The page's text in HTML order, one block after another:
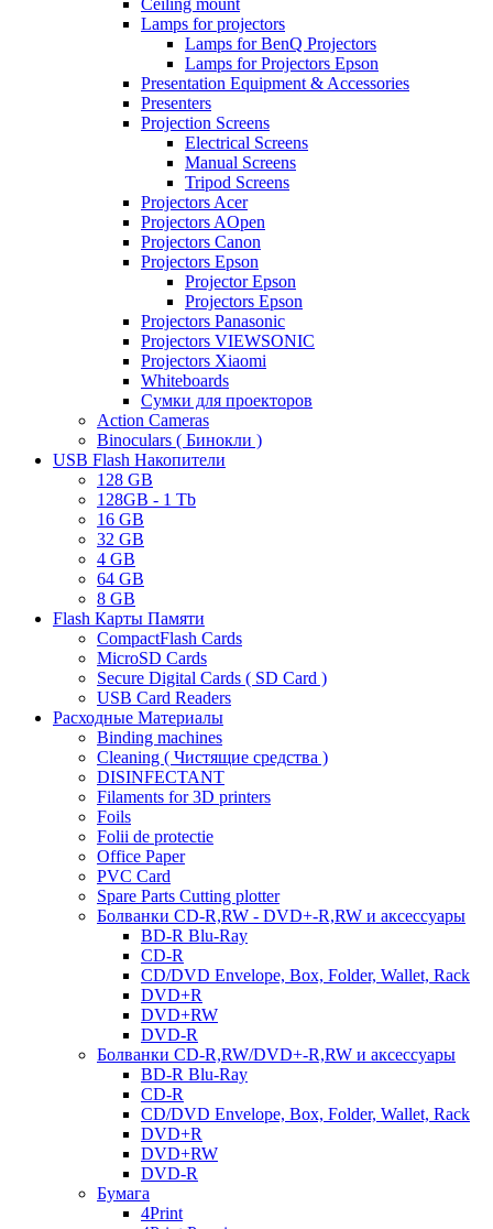
Ceiling mount
Lamps for projectors
Lamps for BenQ Projectors
Lamps for Projectors Epson
Presentation Equipment & Accessories
Presenters
Projection Screens
Electrical Screens
Manual Screens
Tripod Screens
Projectors Acer
Projectors AOpen
Projectors Canon
Projectors Epson
Projector Epson
Projectors Epson
Projectors Panasonic
Projectors VIEWSONIC
Projectors Xiaomi
Whiteboards
Сумки для проекторов
Action Cameras
Binoculars ( Бинокли )
USB Flash Накопители
128 GB
128GB - 1 Tb
16 GB
32 GB
4 GB
64 GB
8 GB
Flash Карты Памяти
CompactFlash Cards
MicroSD Cards
Secure Digital Cards ( SD Card )
USB Card Readers
Расходные Материалы
Binding machines
Cleaning ( Чистящие средства )
DISINFECTANT
Filaments for 3D printers
Foils
Folii de protectie
Office Paper
PVC Card
Spare Parts Cutting plotter
Болванки CD-R,RW - DVD+-R,RW и аксессуары
BD-R Blu-Ray
CD-R
CD/DVD Envelope, Box, Folder, Wallet, Rack
DVD+R
DVD+RW
DVD-R
Болванки CD-R,RW/DVD+-R,RW и аксессуары
BD-R Blu-Ray
CD-R
CD/DVD Envelope, Box, Folder, Wallet, Rack
DVD+R
DVD+RW
DVD-R
Бумага
4Print